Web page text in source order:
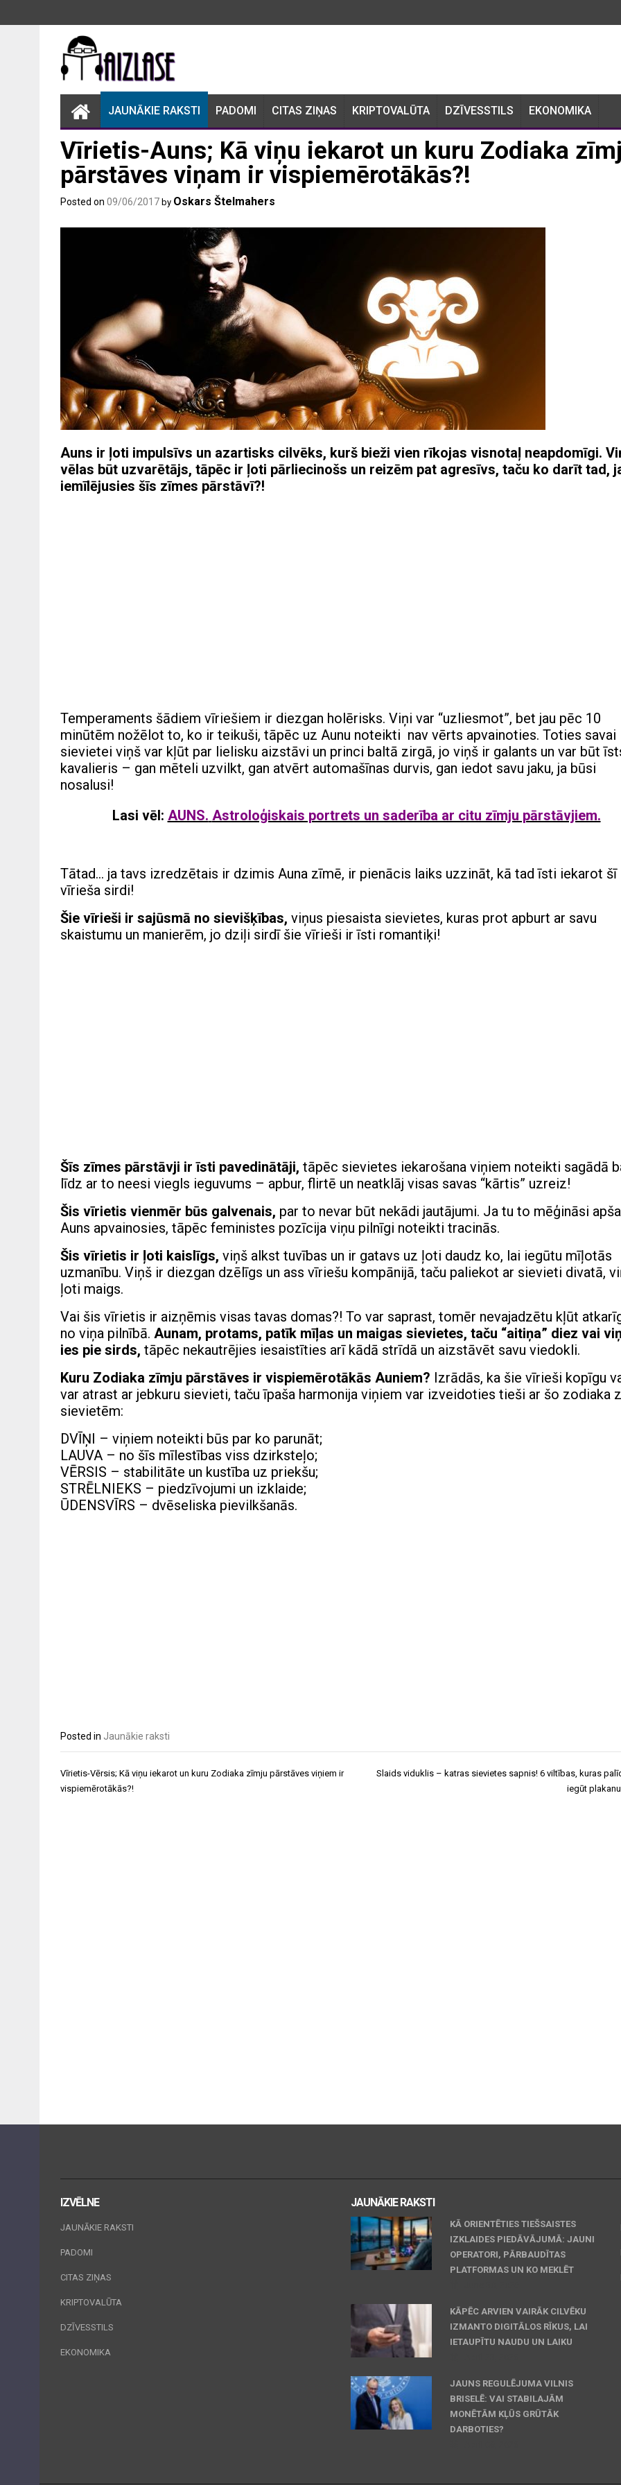
JAUNĀKIE RAKSTI PADOMI CITAS ZIŅAS KRIPTOVALŪTA DZĪVESSTILS EKONOMIKA
Vīrietis-Auns; Kā viņu iekarot un kuru Zodiaka
pārstāves viņam ir vispiemērotākās?!
Posted on 09/06/2017 by Oskars Štelmahers
Auns ir ļoti impulsīvs un azartisks cilvēks, kurš bieži vien rīkojas visnotaļ neapdomīgi.
vēlas būt uzvarētājs, tāpēc ir ļoti pārliecinošs un reizēm pat agresīvs, taču ko darīt tad,
iemīlējusies šīs zīmes pārstāvī?!
Temperaments šādiem vīriešiem ir diezgan holērisks. Viņi var “uzliesmot”, bet jau pēc 10
minūtēm nožēlot to, ko ir teikuši, tāpēc uz Aunu noteikti nav vērts apvainoties. Toties savai
sievietei viņš var kļūt par lielisku aizstāvi un princi baltā zirgā, jo viņš ir galants un var būt
kavalieris – gan mēteli uzvilkt, gan atvērt automašīnas durvis, gan iedot savu jaku, ja būsi
nosalusi!
Lasi vēl: AUNS. Astroloģiskais portrets un saderība ar citu zīmju pārstāvjiem.
Tātad… ja tavs izredzētais ir dzimis Auna zīmē, ir pienācis laiks uzzināt, kā tad īsti iekarot šī
vīrieša sirdi!
Šie vīrieši ir sajūsmā no sievišķības, viņus piesaista sievietes, kuras prot apburt ar savu
skaistumu un manierēm, jo dziļi sirdī šie vīrieši ir īsti romantiķi!
Šīs zīmes pārstāvji ir īsti pavedinātāji, tāpēc sievietes iekarošana viņiem noteikti sagādā
līdz ar to neesi viegls ieguvums – apbur, flirtē un neatklāj visas savas “kārtis” uzreiz!
Šis vīrietis vienmēr būs galvenais, par to nevar būt nekādi jautājumi. Ja tu to mēģināsi
Auns apvainosies, tāpēc feministes pozīcija viņu pilnīgi noteikti tracinās.
Šis vīrietis ir ļoti kaislīgs, viņš alkst tuvības un ir gatavs uz ļoti daudz ko, lai iegūtu mīļotās
uzmanību. Viņš ir diezgan dzēlīgs un ass vīriešu kompānijā, taču paliekot ar sievieti divatā,
ļoti maigs.
Vai šis vīrietis ir aizņēmis visas tavas domas?! To var saprast, tomēr nevajadzētu kļūt
no viņa pilnībā. Aunam, protams, patīk mīļas un maigas sievietes, taču “aitiņa” diez vai
ies pie sirds, tāpēc nekautrējies iesaistīties arī kādā strīdā un aizstāvēt savu viedokli.
Kuru Zodiaka zīmju pārstāves ir vispiemērotākās Auniem? Izrādās, ka šie vīrieši kopīgu
var atrast ar jebkuru sievieti, taču īpaša harmonija viņiem var izveidoties tieši ar šo zodiaka
sievietēm:
DVĪŅI – viņiem noteikti būs par ko parunāt;
LAUVA – no šīs mīlestības viss dzirksteļo;
VĒRSIS – stabilitāte un kustība uz priekšu;
STRĒLNIEKS – piedzīvojumi un izklaide;
ŪDENSVĪRS – dvēseliska pievilkšanās.
Posted in Jaunākie raksti
Post
navigation
Vīrietis-Vērsis; Kā viņu iekarot un kuru Zodiaka zīmju pārstāves viņiem ir
vispiemērotākās?!
Slaids viduklis – katras sievietes sapnis! 6 viltības, kuras
iegūt
IZVĒLNE
JAUNĀKIE RAKSTI
PADOMI
CITAS ZIŅAS
KRIPTOVALŪTA
DZĪVESSTILS
EKONOMIKA
JAUNĀKIE RAKSTI
KĀ ORIENTĒTIES TIEŠSAISTES
IZKLAIDES PIEDĀVĀJUMĀ: JAUNI
OPERATORI, PĀRBAUDĪTAS
PLATFORMAS UN KO MEKLĒT
KĀPĒC ARVIEN VAIRĀK CILVĒKU
IZMANTO DIGITĀLOS RĪKUS, LAI
IETAUPĪTU NAUDU UN LAIKU
JAUNS REGULĒJUMA VILNIS
BRISELĒ: VAI STABILAJĀM
MONĒTĀM KĻŪS GRŪTĀK
DARBOTIES?